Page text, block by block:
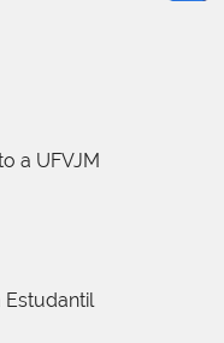
a UFVJM
Estudantil